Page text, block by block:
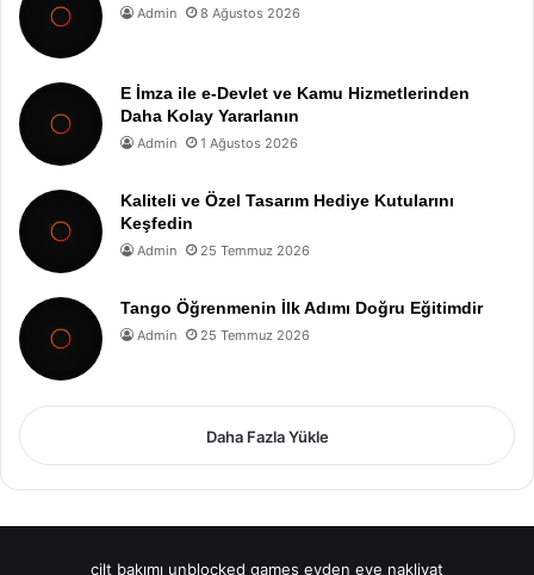
Admin 8 Ağustos 2026
E İmza ile e-Devlet ve Kamu Hizmetlerinden
Daha Kolay Yararlanın
Admin 1 Ağustos 2026
Kaliteli ve Özel Tasarım Hediye Kutularını
Keşfedin
Admin 25 Temmuz 2026
Tango Öğrenmenin İlk Adımı Doğru Eğitimdir
Admin 25 Temmuz 2026
Daha Fazla Yükle
cilt bakımı unblocked games evden eve nakliyat